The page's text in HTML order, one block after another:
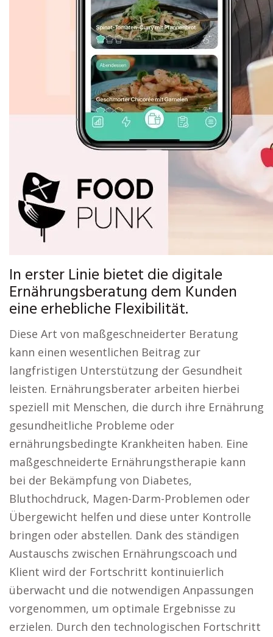
In erster Linie bietet die digitale
Ernährungsberatung dem Kunden
eine erhebliche Flexibilität.
Diese Art von maßgeschneiderter Beratung
kann einen wesentlichen Beitrag zur
langfristigen Unterstützung der Gesundheit
leisten. Ernährungsberater arbeiten hierbei
speziell mit Menschen, die durch ihre Ernährung
gesundheitliche Probleme oder
ernährungsbedingte Krankheiten haben. Eine
maßgeschneiderte Ernährungstherapie kann
bei der Bekämpfung von Diabetes,
Bluthochdruck, Magen-Darm-Problemen oder
Übergewicht helfen und diese unter Kontrolle
bringen oder abstellen. Dank des ständigen
Austauschs zwischen Ernährungscoach und
Klient wird der Fortschritt kontinuierlich
überwacht und die notwendigen Anpassungen
vorgenommen, um optimale Ergebnisse zu
erzielen. Durch den technologischen Fortschritt